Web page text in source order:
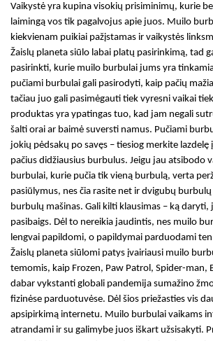
Vaikystė yra kupina visokių prisiminimų, kurie
laimingą vos tik pagalvojus apie juos. Muilo
kiekvienam puikiai pažįstamas ir vaikystės
Žaislų planeta siūlo labai platų pasirinkimą, tad
pasirinkti, kurie muilo burbulai jums yra
pučiami burbulai gali pasirodyti, kaip pačių
tačiau juo gali pasimėgauti tiek vyresni vaikai
produktas yra ypatingas tuo, kad jam negali
šalti orai ar baimė suversti namus. Pučiami
jokių pėdsakų po savęs – tiesiog merkite lazdelę
pačius didžiausius burbulus. Jeigu jau atsibodo
burbulai, kurie pučia tik vieną burbulą, verta
pasiūlymus, nes čia rasite net ir dvigubų
burbulų mašinas. Gali kilti klausimas – ką
pasibaigs. Dėl to nereikia jaudintis, nes muilo
lengvai papildomi, o papildymai parduodami
Žaislų planeta siūlomi patys įvairiausi muilo
temomis, kaip Frozen, Paw Patrol, Spider-man,
dabar vykstanti globali pandemija sumažino
fizinėse parduotuvėse. Dėl šios priežasties vis
apsipirkimą internetu. Muilo burbulai vaikams
atrandami ir su galimybe juos iškart užsisakyti.